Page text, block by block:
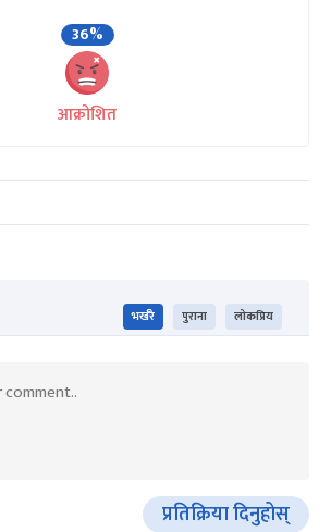
36%
आक्रोशित
भर्खरै पुराना लोकप्रिय
प्रतिक्रिया दिनुहोस्